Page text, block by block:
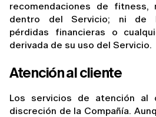
recomendaciones de fitness,
dentro del Servicio; ni de
pérdidas financieras o
derivada de su uso del Servicio.
Atención al cliente
Los servicios de atención al
discreción de la Compañía.